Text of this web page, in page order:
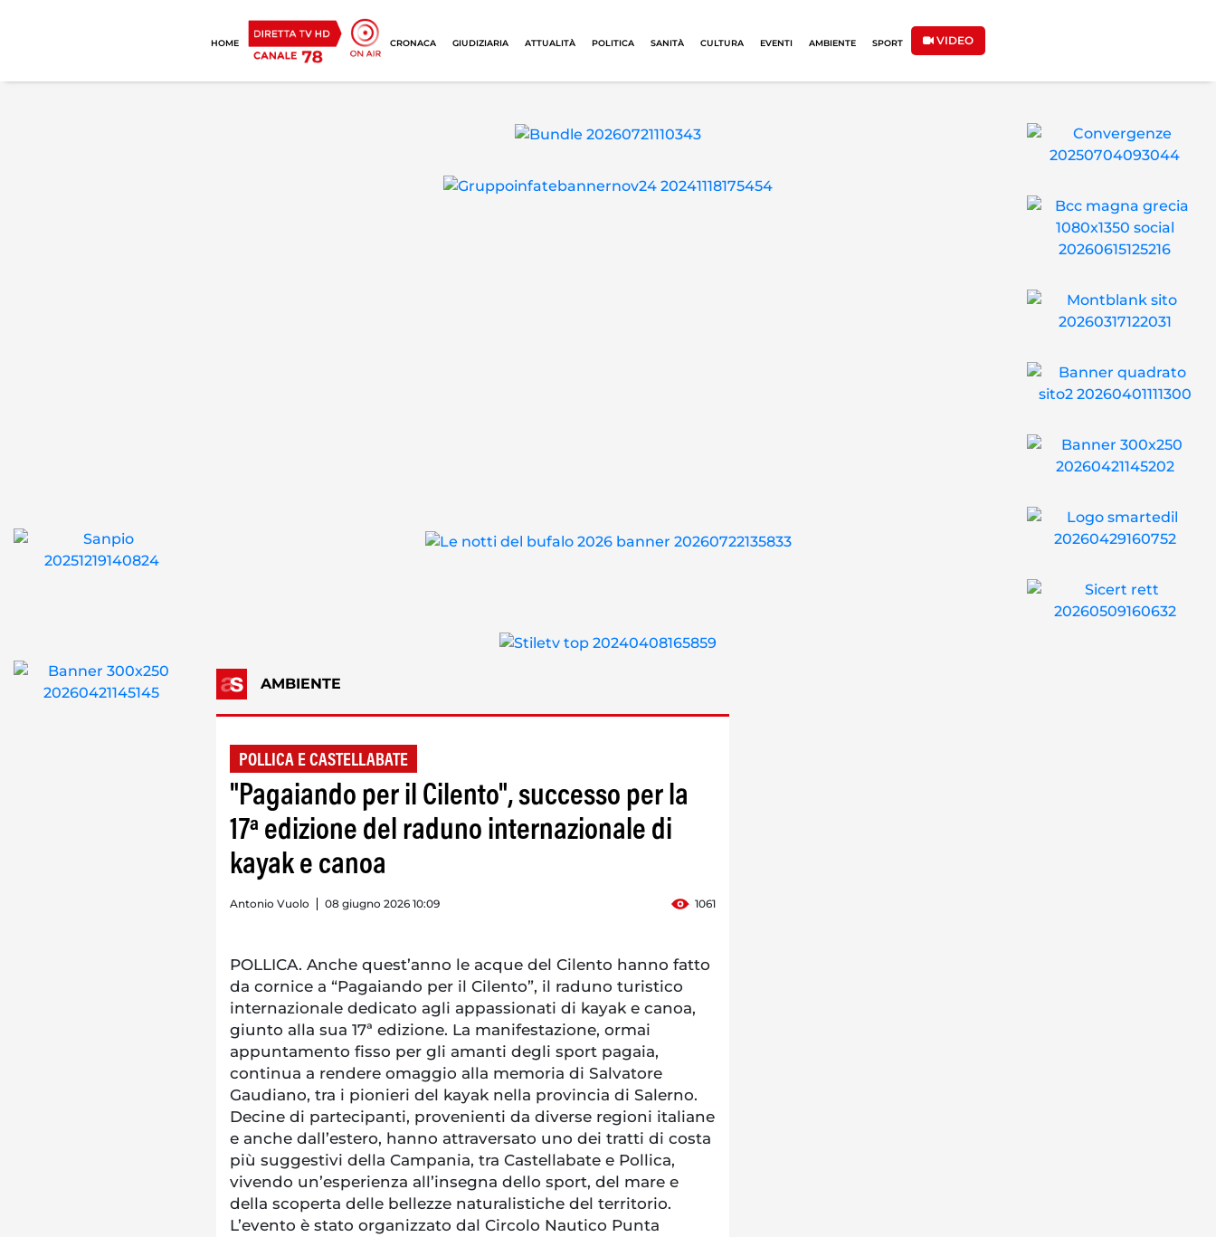
HOME CRONACA GIUDIZIARIA ATTUALITÀ POLITICA SANITÀ CULTURA EVENTI AMBIENTE SPORT VIDEO
AMBIENTE
POLLICA E CASTELLABATE
"Pagaiando per il Cilento", successo per la
17ª edizione del raduno internazionale di
kayak e canoa
Antonio Vuolo 08 giugno 2026 10:09 1061
POLLICA. Anche quest’anno le acque del Cilento hanno fatto
da cornice a “Pagaiando per il Cilento”, il raduno turistico
internazionale dedicato agli appassionati di kayak e canoa,
giunto alla sua 17ª edizione. La manifestazione, ormai
appuntamento fisso per gli amanti degli sport pagaia,
continua a rendere omaggio alla memoria di Salvatore
Gaudiano, tra i pionieri del kayak nella provincia di Salerno.
Decine di partecipanti, provenienti da diverse regioni italiane
e anche dall’estero, hanno attraversato uno dei tratti di costa
più suggestivi della Campania, tra Castellabate e Pollica,
vivendo un’esperienza all’insegna dello sport, del mare e
della scoperta delle bellezze naturalistiche del territorio.
L’evento è stato organizzato dal Circolo Nautico Punta